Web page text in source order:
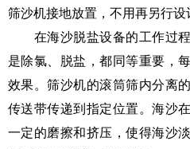
筛沙机接地放置，不用再另行设
在海沙脱盐设备的工作过程
是除氯、脱盐，都同等重要，
效果。筛沙机的滚筒筛内分离
传送带传递到指定位置。海沙
一定的磨擦和挤压，使得海沙